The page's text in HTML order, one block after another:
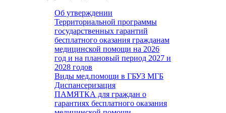
Об утверждении
Территориальной программы
государственных гарантий
бесплатного оказания гражданам
медицинской помощи на 2026
год и на плановый период 2027 и
2028 годов
Виды мед.помощи в ГБУЗ МГБ
Диспансеризация
ПАМЯТКА для граждан о
гарантиях бесплатного оказания